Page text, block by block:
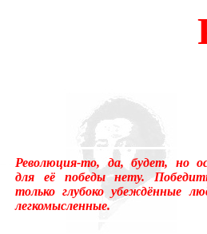
что не
надо было
менять в
Революция-то, да, будет, но
для её победы нету.
только глубоко убеждённые
легкомысленные.